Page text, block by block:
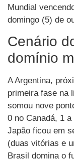
Mundial
domingo (5) de
Cenário
domínio
A Argentina,
primeira fase na
somou nove
0 no Canadá, 1
Japão ficou em
(duas vitórias e
Brasil domina o